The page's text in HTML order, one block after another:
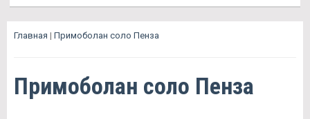
Главная | Примоболан соло Пенза
Примоболан соло Пенза